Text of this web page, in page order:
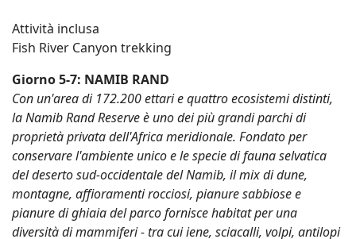
Attività inclusa
Fish River Canyon trekking
Giorno 5-7: NAMIB RAND
Con un'area di 172.200 ettari e quattro ecosistemi distinti,
la Namib Rand Reserve è uno dei più grandi parchi di
proprietà privata dell'Africa meridionale. Fondato per
conservare l'ambiente unico e le specie di fauna selvatica
del deserto sud-occidentale del Namib, il mix di dune,
montagne, affioramenti rocciosi, pianure sabbiose e
pianure di ghiaia del parco fornisce habitat per una
diversità di mammiferi - tra cui iene, sciacalli, volpi, antilopi